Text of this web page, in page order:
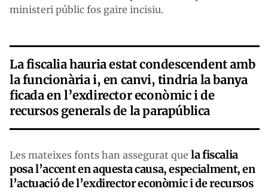
ministeri públic fos gaire incisiu.
La fiscalia hauria estat condescendent amb
la funcionària i, en canvi, tindria la banya
ficada en l’exdirector econòmic i de
recursos generals de la parapública
Les mateixes fonts han assegurat que la fiscalia
posa l’accent en aquesta causa, especialment, en
l’actuació de l’exdirector econòmic i de recursos